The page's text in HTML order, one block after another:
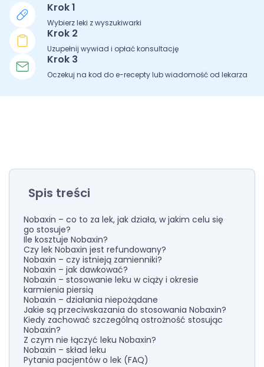
Krok 1
Wybierz leki z wyszukiwarki
Krok 2
Uzupełnij wywiad i opłać konsultację
Krok 3
Oczekuj na kod do e-recepty lub wiadomość od lekarza
Spis treści
Nobaxin – co to za lek, jak działa, w jakim celu się
go stosuje?
Ile kosztuje Nobaxin?
Czy lek Nobaxin jest refundowany?
Nobaxin – czy istnieją zamienniki?
Nobaxin – jak dawkować?
Nobaxin – stosowanie leku w ciąży i okresie
karmienia piersią
Nobaxin – działania niepożądane
Jakie są przeciwskazania do stosowania Nobaxin?
Kiedy zachować szczególną ostrożność stosując
Nobaxin?
Z czym nie łączyć leku Nobaxin?
Nobaxin – skład leku
Pytania pacjentów o lek (FAQ)